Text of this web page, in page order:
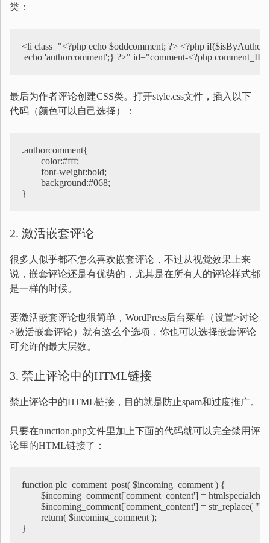
类：
<li class="<?php echo $oddcomment; ?> <?php if($isByAuthor
echo 'authorcomment';} ?>" id="comment-<?php
最后为作者评论创建CSS类。打开style.css文件，插入以下
代码（颜色可以自己选择）：
.authorcomment{
}
2. 激活嵌套评论
很多人似乎都不怎么喜欢嵌套评论，不过从视觉效果上来
说，嵌套评论还是有优势的，尤其是在所有人的评论样式都
是一样的时候。
要激活嵌套评论也很简单，WordPress后台菜单（设置>讨论
>激活嵌套评论）就有这么个选项，你也可以选择嵌套评论
可允许的最大层数。
3. 禁止评论中的HTML链接
禁止评论中的HTML链接，目的就是防止spam和过度推广。
只要在function.php文件里加上下面的代码就可以完全禁用评
论里的HTML链接了：
function plc_comment_post( $incoming_comment ) {
}